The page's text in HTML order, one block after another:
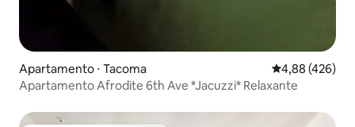
Apartamento ⋅ Tacoma 4,88 de uma
4,88 (426)
Apartamento Afrodite 6th Ave *Jacuzzi* Relaxante